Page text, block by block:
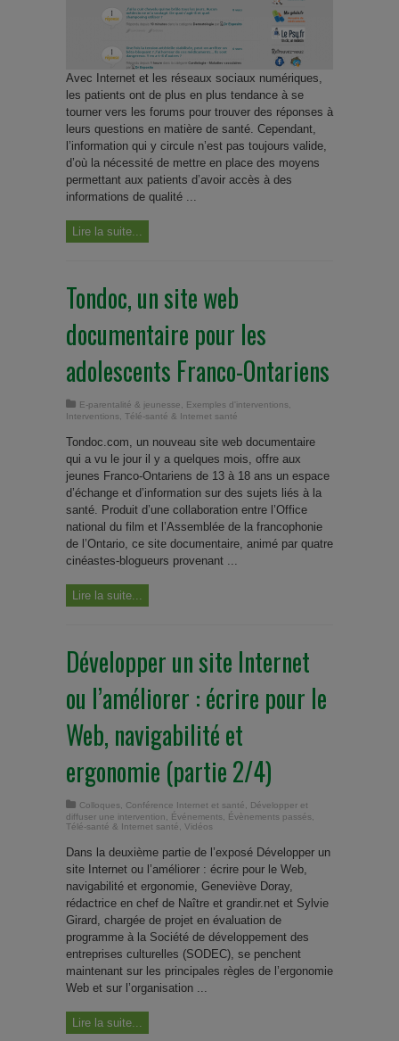
Avec Internet et les réseaux sociaux numériques,
les patients ont de plus en plus tendance à se
tourner vers les forums pour trouver des réponses à
leurs questions en matière de santé. Cependant,
l’information qui y circule n’est pas toujours valide,
d’où la nécessité de mettre en place des moyens
permettant aux patients d’avoir accès à des
informations de qualité ...
Lire la suite...
Tondoc, un site web
documentaire pour les
adolescents Franco-Ontariens
E-parentalité & jeunesse Exemples d'interventions
Interventions Télé-santé & Internet santé
Tondoc.com, un nouveau site web documentaire
qui a vu le jour il y a quelques mois, offre aux
jeunes Franco-Ontariens de 13 à 18 ans un espace
d’échange et d’information sur des sujets liés à la
santé. Produit d’une collaboration entre l’Office
national du film et l’Assemblée de la francophonie
de l’Ontario, ce site documentaire, animé par quatre
cinéastes-blogueurs provenant ...
Lire la suite...
Développer un site Internet
ou l’améliorer : écrire pour le
Web, navigabilité et
ergonomie (partie 2/4)
Colloques Conférence Internet et santé
Développer et
diffuser une intervention
Événements Évènements passés
Télé-santé & Internet santé
Vidéos
Dans la deuxième partie de l’exposé Développer un
site Internet ou l’améliorer : écrire pour le Web,
navigabilité et ergonomie, Geneviève Doray,
rédactrice en chef de Naître et grandir.net et Sylvie
Girard, chargée de projet en évaluation de
programme à la Société de développement des
entreprises culturelles (SODEC), se penchent
maintenant sur les principales règles de l’ergonomie
Web et sur l’organisation ...
Lire la suite...